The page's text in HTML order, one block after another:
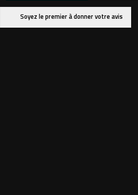
Soyez le premier à donner votre avis